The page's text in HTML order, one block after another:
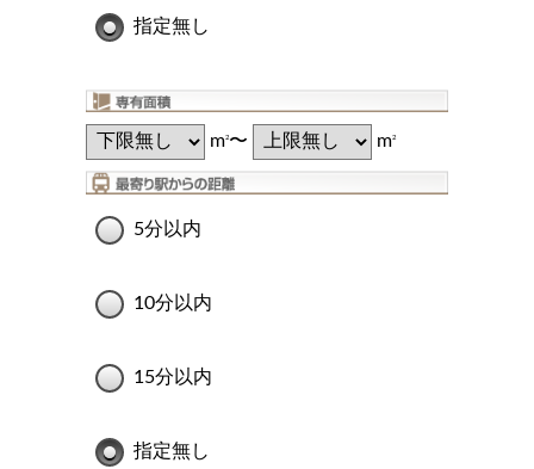
指定無し
m2〜 m2
5分以内
10分以内
15分以内
指定無し